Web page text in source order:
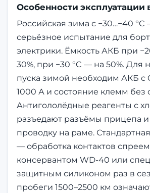
Особенности эксплуатации
Российская зима с −30…−40 °C
серьёзное испытание для
электрики. Ёмкость АКБ при
30%, при −30 °C — на 50%. Для
пуска зимой необходим АКБ с
1000 А и состояние клемм без
Антигололёдные реагенты с
разъедают разъёмы прицепа
проводку на раме.
— обработка контактов
консервантом WD-40 или
защитным силиконом раз в
пробеги 1500–2500 км